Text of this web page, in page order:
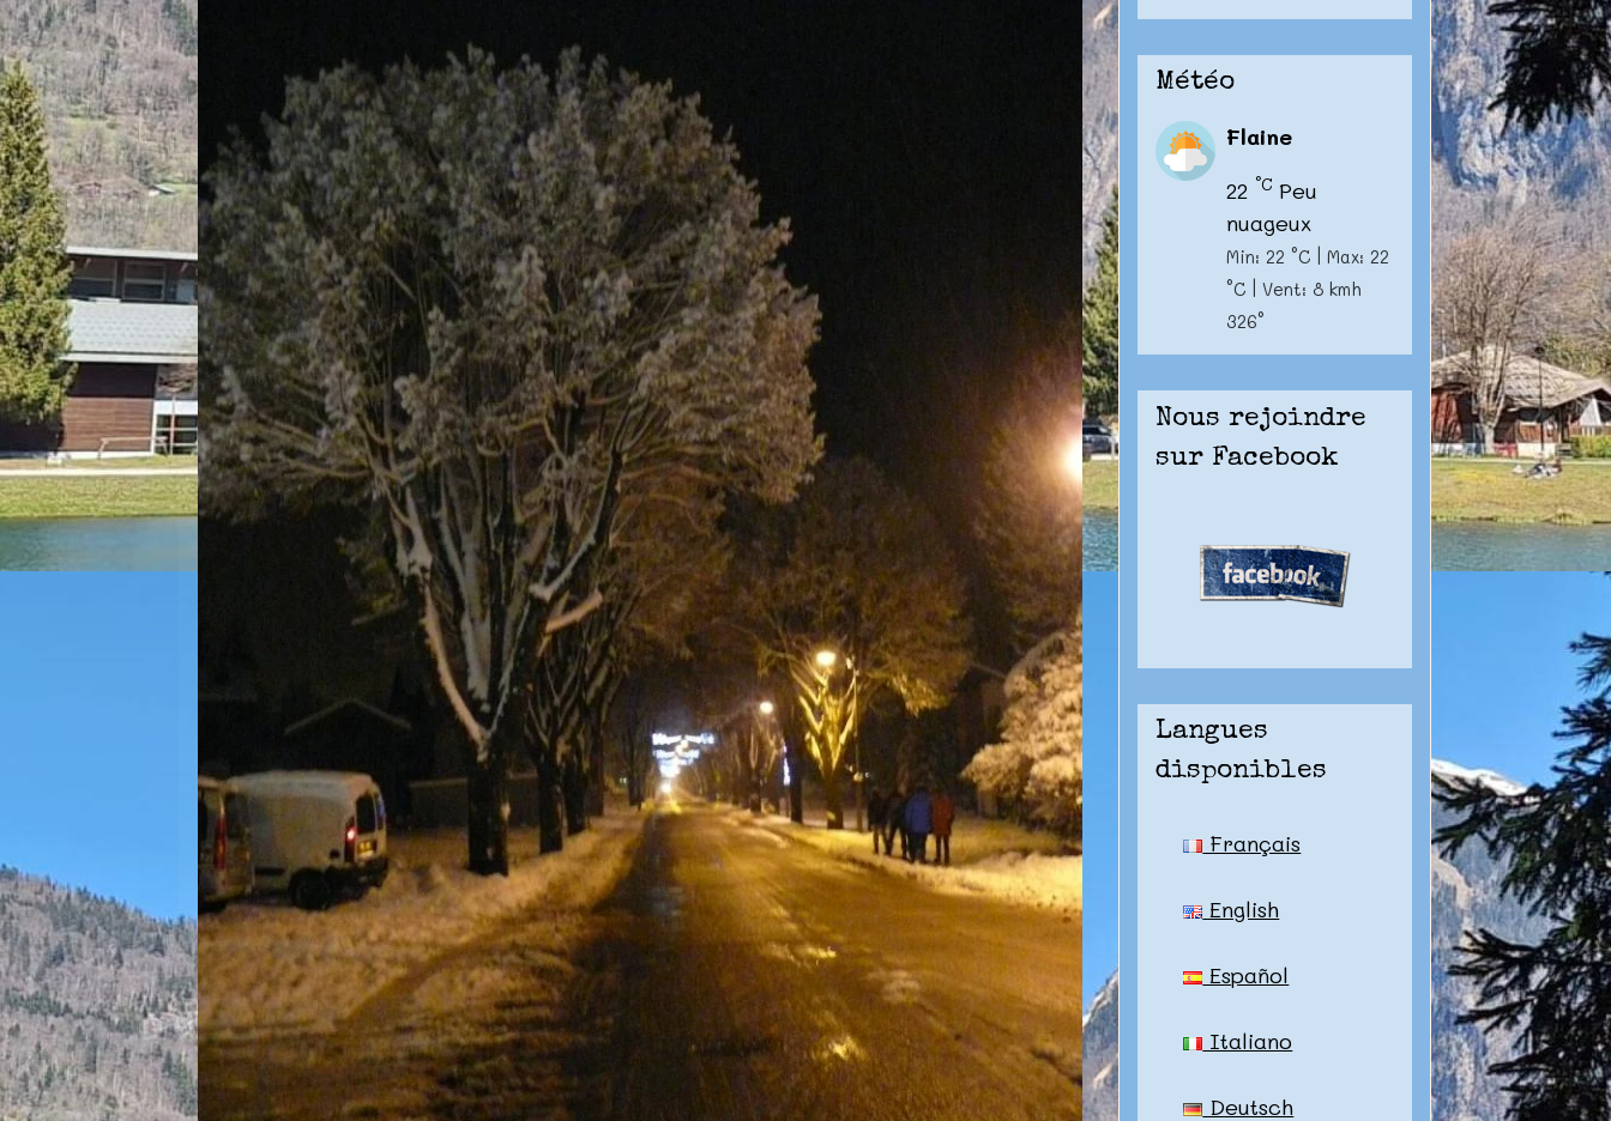
Météo
Flaine
22 °CPeu
nuageux
Min: 22 °C | Max: 22
°C | Vent: 8 kmh
326°
Nous rejoindre
sur Facebook
Langues
disponibles
Français
English
Español
Italiano
Deutsch